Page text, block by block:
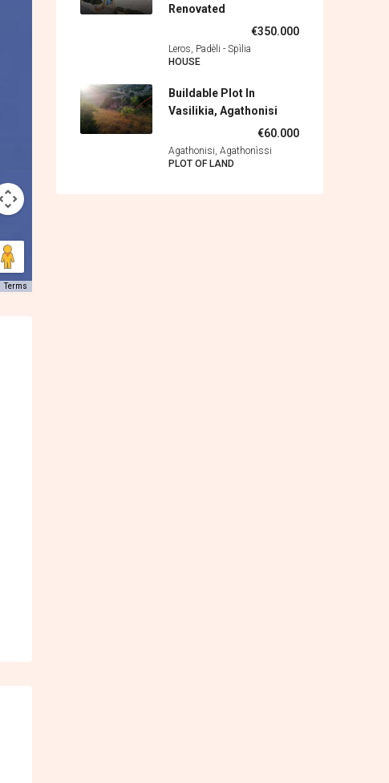
Terms
Renovated
€350.000
Leros, Padèli - Spìlia
HOUSE
Buildable Plot In
Vasilikia, Agathonisi
€60.000
Agathonisi, Agathonìssi
PLOT OF LAND